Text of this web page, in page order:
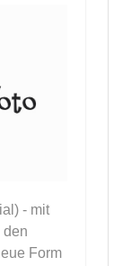
- mit
den
Form